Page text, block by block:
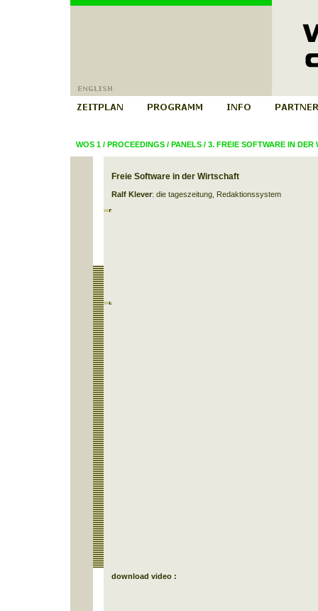
WOS 1 / PROCEEDINGS / PANELS / 3. FREIE SOFTWARE IN DER
Freie Software in der Wirtschaft
Ralf Klever: die tageszeitung, Redaktionssystem
download video :